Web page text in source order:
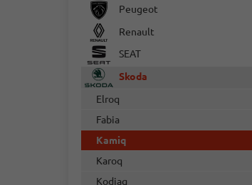
Peugeot
Renault
SEAT
Skoda
Elroq
Fabia
Kamiq
Karoq
Kodiaq